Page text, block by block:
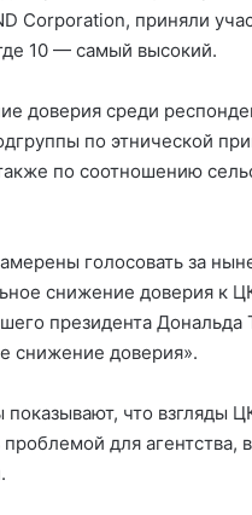
Corporation, приняли
10 — самый высокий.
доверия среди
по этнической
по соотношению
голосовать за
снижение доверия к
президента
снижение доверия».
показывают, что взгляды
для агентства,